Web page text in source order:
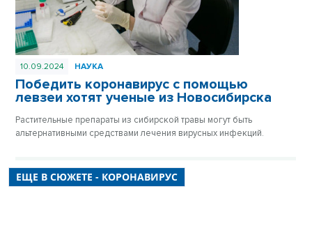
10.09.2024 НАУКА
Победить коронавирус с помощью
левзеи хотят ученые из Новосибирска
Растительные препараты из сибирской травы могут быть
альтернативными средствами лечения вирусных инфекций.
ЕЩЕ В СЮЖЕТЕ - КОРОНАВИРУС